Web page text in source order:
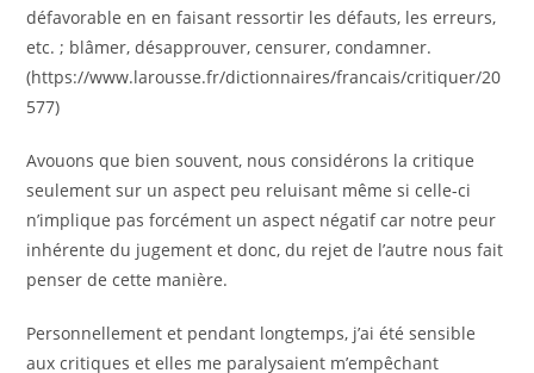
défavorable en en faisant ressortir les défauts, les erreurs,
etc. ; blâmer, désapprouver, censurer, condamner.
(https://www.larousse.fr/dictionnaires/francais/critiquer/20
577)
Avouons que bien souvent, nous considérons la critique
seulement sur un aspect peu reluisant même si celle-ci
n’implique pas forcément un aspect négatif car notre peur
inhérente du jugement et donc, du rejet de l’autre nous fait
penser de cette manière.
Personnellement et pendant longtemps, j’ai été sensible
aux critiques et elles me paralysaient m’empêchant